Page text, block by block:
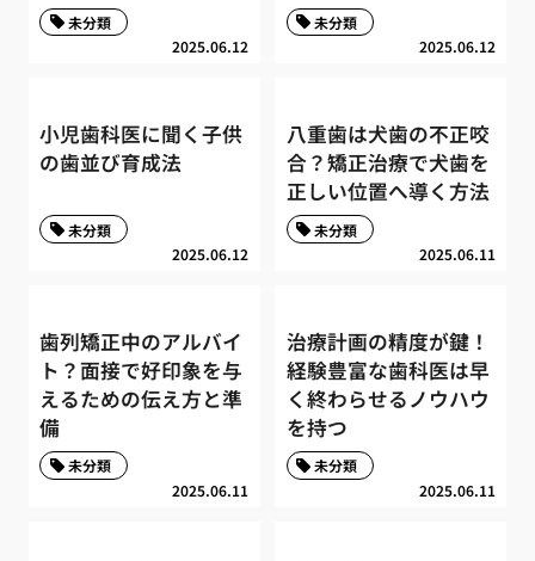
2025.06.12
未分類
2025.06.12
未分類
小児歯科医に聞く子供
の歯並び育成法
2025.06.12
未分類
八重歯は犬歯の不正咬
合？矯正治療で犬歯を
正しい位置へ導く方法
2025.06.11
未分類
歯列矯正中のアルバイ
ト？面接で好印象を与
えるための伝え方と準
備
2025.06.11
未分類
治療計画の精度が鍵！
経験豊富な歯科医は早
く終わらせるノウハウ
を持つ
2025.06.11
未分類